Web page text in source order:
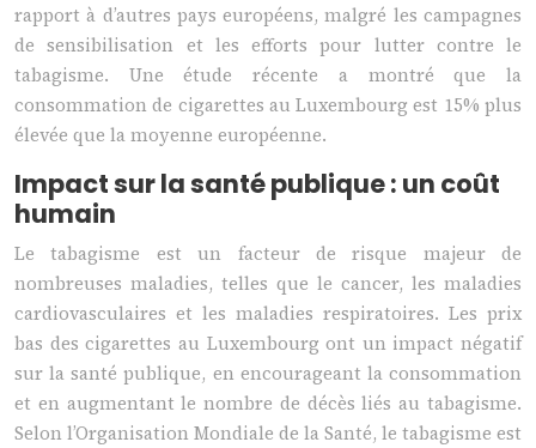
rapport à d’autres pays européens, malgré les campagnes
de sensibilisation et les efforts pour lutter contre le
tabagisme. Une étude récente a montré que la
consommation de cigarettes au Luxembourg est 15% plus
élevée que la moyenne européenne.
Impact sur la santé publique : un coût
humain
Le tabagisme est un facteur de risque majeur de
nombreuses maladies, telles que le cancer, les maladies
cardiovasculaires et les maladies respiratoires. Les prix
bas des cigarettes au Luxembourg ont un impact négatif
sur la santé publique, en encourageant la consommation
et en augmentant le nombre de décès liés au tabagisme.
Selon l’Organisation Mondiale de la Santé, le tabagisme est